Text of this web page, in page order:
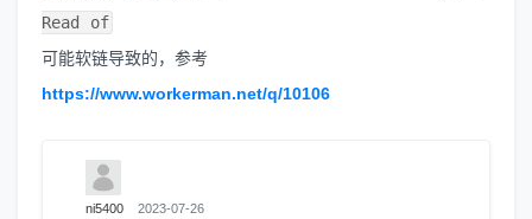
Read of
可能软链导致的，参考
https://www.workerman.net/q/10106
ni5400 2023-07-26